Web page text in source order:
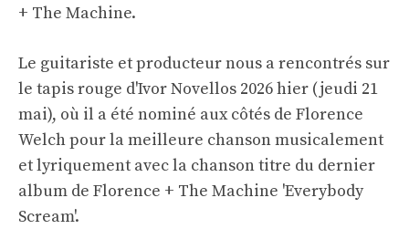
+ The Machine.
Le guitariste et producteur nous a rencontrés sur
le tapis rouge d'Ivor Novellos 2026 hier (jeudi 21
mai), où il a été nominé aux côtés de Florence
Welch pour la meilleure chanson musicalement
et lyriquement avec la chanson titre du dernier
album de Florence + The Machine 'Everybody
Scream'.